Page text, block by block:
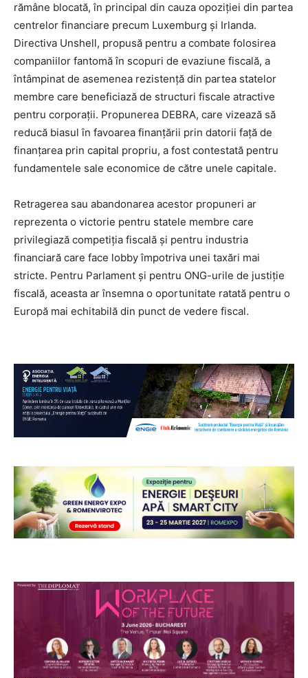
rămâne blocată, în principal din cauza opoziției din partea
centrelor financiare precum Luxemburg și Irlanda.
Directiva Unshell, propusă pentru a combate folosirea
companiilor fantomă în scopuri de evaziune fiscală, a
întâmpinat de asemenea rezistență din partea statelor
membre care beneficiază de structuri fiscale atractive
pentru corporații. Propunerea DEBRA, care vizează să
reducă biasul în favoarea finanțării prin datorii față de
finanțarea prin capital propriu, a fost contestată pentru
fundamentele sale economice de către unele capitale.
Retragerea sau abandonarea acestor propuneri ar
reprezenta o victorie pentru statele membre care
privilegiază competiția fiscală și pentru industria
financiară care face lobby împotriva unei taxări mai
stricte. Pentru Parlament și pentru ONG-urile de justiție
fiscală, aceasta ar însemna o oportunitate ratată pentru o
Europă mai echitabilă din punct de vedere fiscal.